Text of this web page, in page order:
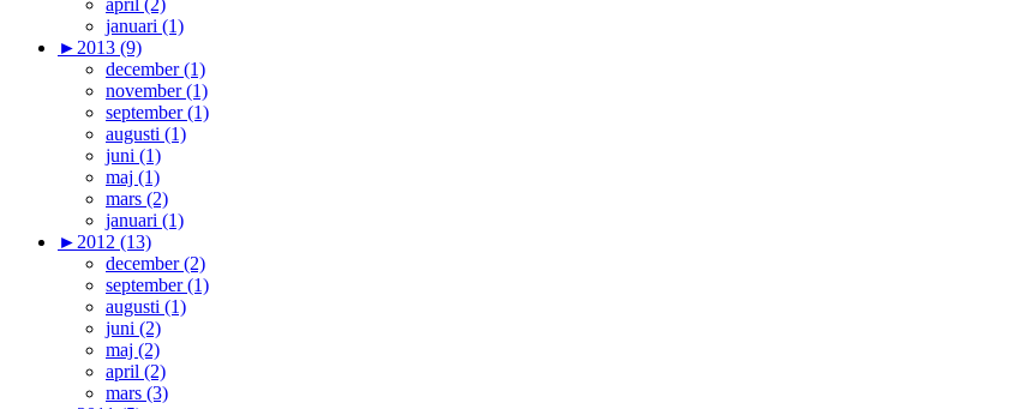
april (2)
januari (1)
► 2013 (9)
december (1)
november (1)
september (1)
augusti (1)
juni (1)
maj (1)
mars (2)
januari (1)
► 2012 (13)
december (2)
september (1)
augusti (1)
juni (2)
maj (2)
april (2)
mars (3)